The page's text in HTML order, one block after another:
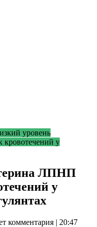
уровень
кровотечений у
ЛПНП
у
комментария | 20:47